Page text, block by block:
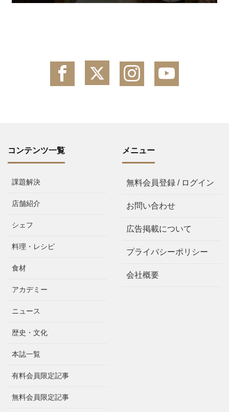
コンテンツ一覧
課題解決
店舗紹介
シェフ
料理・レシピ
食材
アカデミー
ニュース
歴史・文化
本誌一覧
有料会員限定記事
無料会員限定記事
メニュー
無料会員登録 / ログイン
お問い合わせ
広告掲載について
プライバシーポリシー
会社概要